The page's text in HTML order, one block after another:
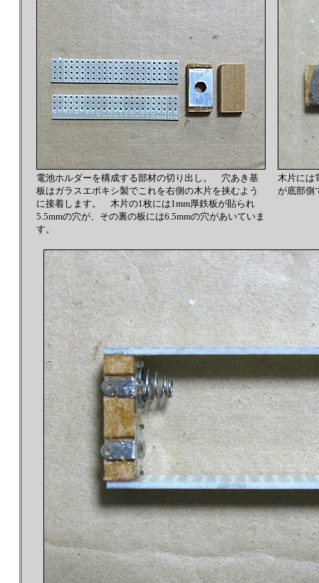
電池ホルダーを構成する部材の切り出し。 穴あき基
板はガラスエポキシ製でこれを右側の木片を挟むよう
に接着します。 木片の1枚には1mm厚鉄板が貼られ
5.5mmの穴が、その裏の板には6.5mmの穴があいていま
す。
木片には
が底部側